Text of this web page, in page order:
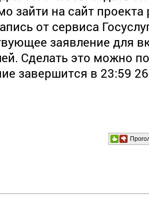
зайти на сайт проекта
от сервиса
заявление для
Сделать это можно
завершится в 23:59